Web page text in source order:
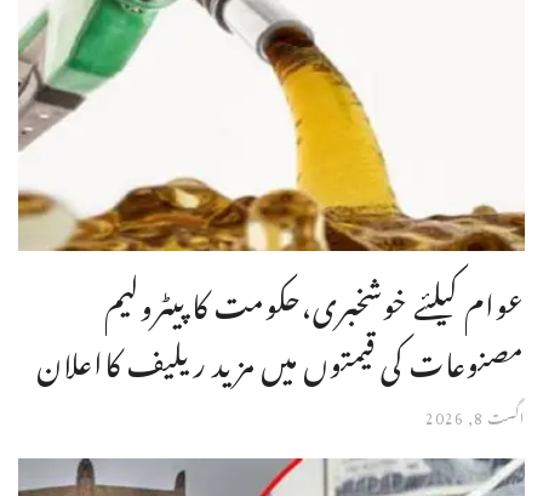
عوام کیلئے خوشخبری،حکومت کا پیٹرولیم
مصنوعات کی قیمتوں میں مزید ریلیف کااعلان
اگست 8, 2026